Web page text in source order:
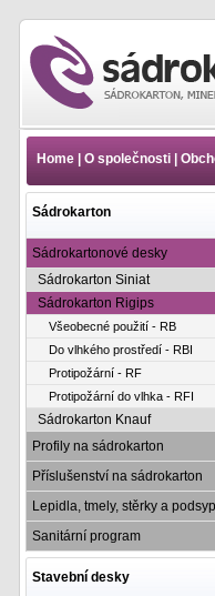
Home| O společnosti|
Sádrokarton
Sádrokartonové desky
Sádrokarton Siniat
Sádrokarton Rigips
Všeobecné použití - RB
Do vlhkého prostředí - RBI
Protipožární - RF
Protipožární do vlhka - RFI
Sádrokarton Knauf
Profily na sádrokarton
Příslušenství na sádrokarton
Lepidla, tmely, stěrky a podsyp
Sanitární program
Stavební desky